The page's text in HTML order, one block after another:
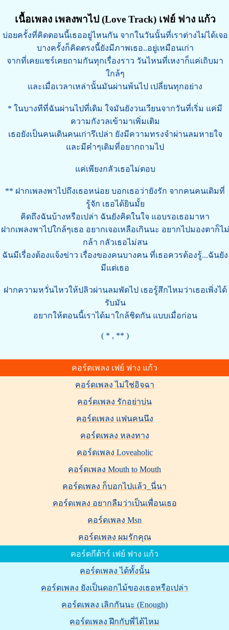
เนื้อเพลง เพลงพาไป (Love Track) เฟย์ ฟาง แก้ว
บ่อยครั้งที่คิดตอนนี้เธออยู่ไหนกัน จากในวันนั้นที่เราต่างไม่ได้เจอ
บางครั้งก็คิดตรงนี้ยังมีภาพเธอ..อยู่เหมือนเก่า
จากที่เคยแชร์เคยถามกันทุกเรื่องราว วันไหนที่เหงาก็แค่เถิบมา
ใกล้ๆ
และเมื่อเวลาเหล่านั้นมันผ่านพ้นไป เปลี่ยนทุกอย่าง
* ในบางทีที่ฉันผ่านไปที่เดิม ใจมันยังวนเวียนจากวันที่เริ่ม แค่มี
ความกังวลเข้ามาเพิ่มเติม
เธอยังเป็นคนเดินคนเก่ารึเปล่า ยังมีความทรงจำผ่านลมหายใจ
และมีคำๆเดิมที่อยากถามไป
แค่เพียงกลัวเธอไม่ตอบ
** ฝากเพลงพาไปถึงเธอหน่อย บอกเธอว่ายังรัก จากคนคนเดิมที่
รู้จัก เธอได้ยินมั้ย
คิดถึงฉันบ้างหรือเปล่า ฉันยังคิดในใจ แอบรอเธอมาหา
ฝากเพลงพาไปใกล้ๆเธอ อยากเจอเหลือเกินนะ อยากไปมองตาก็ไม่
กล้า กลัวเธอไม่สน
ฉันมีเรื่องต้องแจ้งข่าว เรื่องของคนบางคน ที่เธอควรต้องรู้...ฉันยัง
มีแต่เธอ
ฝากความหวั่นไหวให้ปลิวผ่านลมพัดไป เธอรู้สึกไหมว่าเธอเพิ่งได้
รับมัน
อยากให้ตอนนี้เราได้มาใกล้ชิดกัน แบบเมื่อก่อน
( * , ** )
คอร์ดเพลง เฟย์ ฟาง แก้ว
คอร์ดเพลง ไม่ใช่อิจฉา
คอร์ดเพลง รักอย่าบ่น
คอร์ดเพลง แฟนคนนึง
คอร์ดเพลง หลงทาง
คอร์ดเพลง Loveaholic
คอร์ดเพลง Mouth to Mouth
คอร์ดเพลง ก็บอกไปแล้ว_นี่นา
คอร์ดเพลง อยากลืมว่าเป็นเพื่อนเธอ
คอร์ดเพลง Msn
คอร์ดเพลง ผมรักคุณ
คอร์ดกีต้าร์ เฟย์ ฟาง แก้ว
คอร์ดเพลง ได้ทั้งนั้น
คอร์ดเพลง ยังเป็นดอกไม้ของเธอหรือเปล่า
คอร์ดเพลง เลิกกันนะ (Enough)
คอร์ดเพลง ฝึกกับพี่ได้ไหม